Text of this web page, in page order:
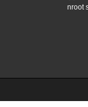
nroot